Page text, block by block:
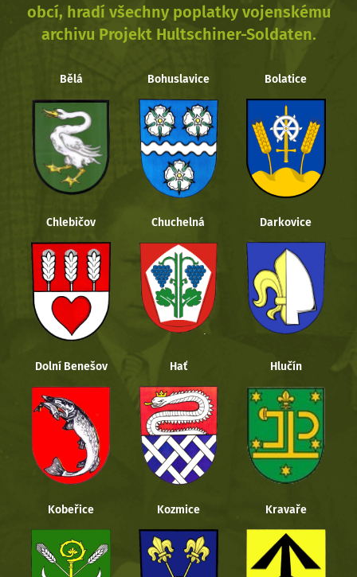
obcí, hradí všechny poplatky vojenskému
archivu Projekt Hultschiner-Soldaten.
Bělá Bohuslavice Bolatice
Chlebičov Chuchelná Darkovice
Dolní Benešov Hať Hlučín
Kobeřice Kozmice Kravaře